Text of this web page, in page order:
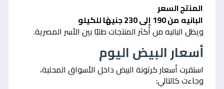
المنتجالسعر
البانيه من 190 إلى 230 جنيهًا للكيلو
ويظل البانيه من أكثر المنتجات طلبًا بين الأسر المصرية.
أسعار البيض اليوم
استقرت أسعار كرتونة البيض داخل الأسواق المحلية،
وجاءت كالتالي: